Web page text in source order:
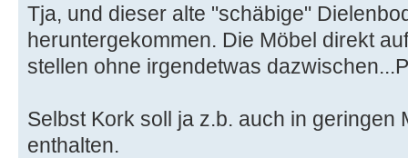
Tja, und dieser alte "schäbige"
heruntergekommen. Die Möbel direkt
stellen ohne irgendetwas
Selbst Kork soll ja z.b. auch in geringen
enthalten.